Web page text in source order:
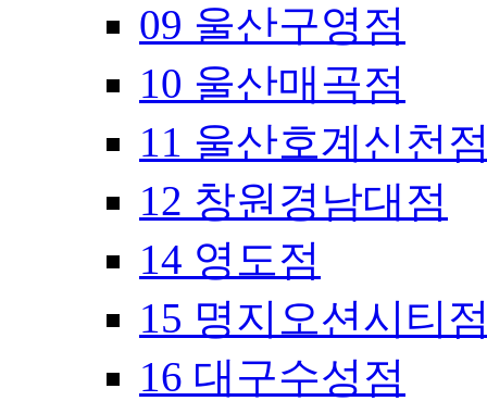
09 울산구영점
10 울산매곡점
11 울산호계신천
12 창원경남대점
14 영도점
15 명지오션시티
16 대구수성점